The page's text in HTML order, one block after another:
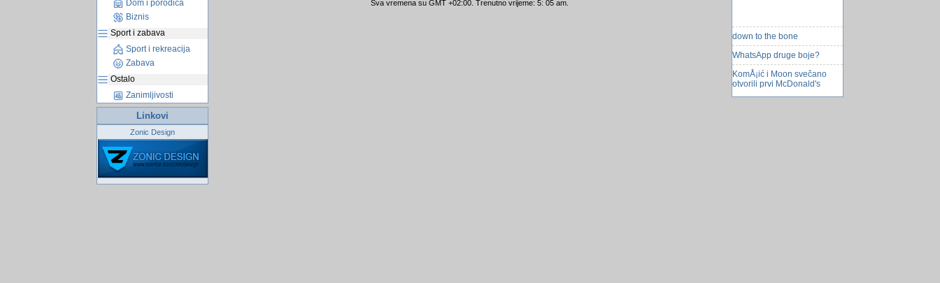
Dom i porodica
Biznis
Sport i zabava
Sport i rekreacija
Zabava
Ostalo
Zanimljivosti
Linkovi
Zonic Design
Sva vremena su GMT +02:00. Trenutno vrijeme: 5: 05 am.
down to the bone
WhatsApp druge boje?
KomÅ¡ić i Moon svečano
otvorili prvi McDonald's
Kako ustedjeti gorivo?